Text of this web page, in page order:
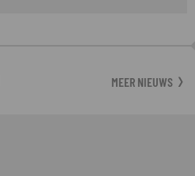
MEER NIEUWS